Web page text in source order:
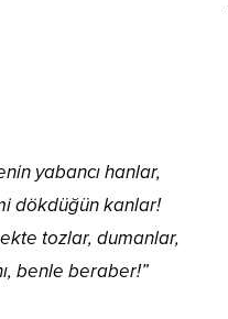
yabancı hanlar,
dökdüğün kanlar!
tozlar, dumanlar,
benle beraber!”